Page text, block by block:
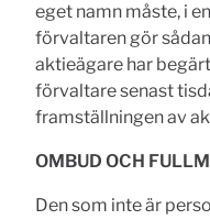
eget namn måste, i
förvaltaren gör
aktieägare har
förvaltare senast
framställningen av
OMBUD OCH
Den som inte är